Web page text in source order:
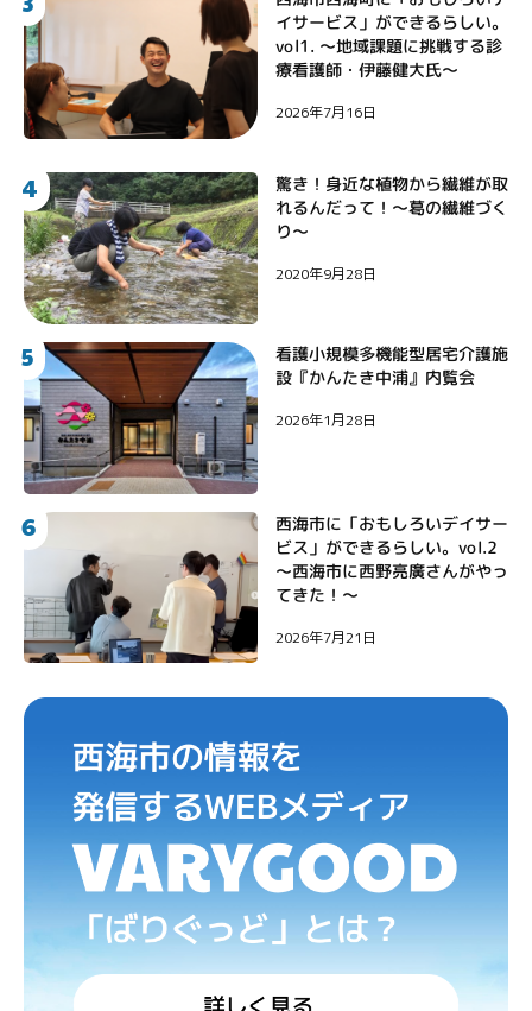
イサービス」ができるらしい。
vol1. 〜地域課題に挑戦する診
療看護師・伊藤健大氏〜
2026年7月16日
4
驚き！身近な植物から繊維が取
れるんだって！〜葛の繊維づく
り〜
2020年9月28日
5 看護小規模多機能型居宅介護施
設『かんたき中浦』内覧会
2026年1月28日
6 西海市に「おもしろいデイサー
ビス」ができるらしい。vol.2
〜西海市に西野亮廣さんがやっ
てきた！〜
2026年7月21日